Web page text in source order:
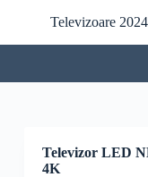
r
l
Televizoare
Televizor LED
4K